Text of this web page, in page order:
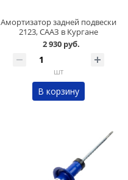
Амортизатор задней подвески
2123, СААЗ в Кургане
2 930 руб.
шт
В корзину